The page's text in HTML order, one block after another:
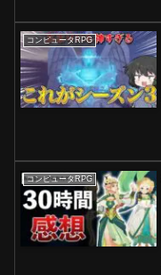
コンピュータRPG
コンピュータRPG